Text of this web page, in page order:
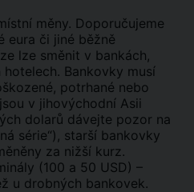
měny. Doporučujeme
eura či jiné běžně
lze směnit v bankách,
Bankovky musí
potrhané nebo
v jihovýchodní Asii
dolarů dávejte pozor na
série“), starší bankovky
za nižší kurz.
(100 a 50 USD) –
u drobných bankovek.